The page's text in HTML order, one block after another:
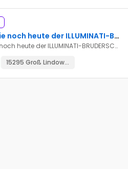
Treten Sie noch heute der ILLUMINATI-BRUDERSCHAFT bei und werden Sie innerhalb von 24 Stunden reich und berühmt!
Treten Sie noch heute der ILLUMINATI-BRUDERSCHAFT bei und werden Sie innerhalb von 24 Stunden reich und berühmt! Die Illuminati-Bruderschaft bietet Ihnen Reichtum, Macht und Ruhm. Sie können alle Ihre Träume wahr werden lassen, indem Sie noch heute Mitglied werden. Hinweis: Die Illuminaten akzeptieren keine Menschenopfer und keine Weitergabe von menschlichem Blut. Wenn Sie wirklich interessiert sind, kontaktieren Sie uns noch heute über NEUE MITGLIEDER GEWÄHRT DIE FOLGENDEN VORTEILE *Eine Geldprämie von 50.000.000,00 €. * Ein neues Auto im Wert von 400.000 €. * Ein Traumhaus im Land Ihrer Wahl gekauft. * Monatliche Zahlung von 350.000 € auf Ihr Bankkonto jeden Monat als Mitglied. Wenn Sie wirklich interessiert sind, kontaktieren Sie uns noch heute per E-Mail: iiluminati323membres12@gmail.com REJOIGNEZ LA FRATERNITÉ ILLUMINATI AUJOURD'HUI ET DEVENEZ RICHE ET CÉLÈBRE AVEC EN 24 HEURES.! La confrérie illuminati vous offre Riches, Powers and Fame. Vous pouvez réaliser tous vos rêves en devenant membre dès aujourd'hui. Remarque: Les illuminati n'acceptent pas les sacrifices humains et aucun partage de sang humain, si vous êtes vraiment intéressé, contactez-nous aujourd'hui via AVANTAGES DONNÉS AUX NOUVEAUX MEMBRES COMME SUIT * Une récompense en espèces de 50 000 000,00€ . * Une nouvelle voiture d'une valeur de 400 000 €$ US. * Une maison de rêve achetée dans le pays de votre choix. * Paiement mensuel de 350 000€ sur votre compte bancaire chaque mois en tant que membre, si vous êtes vraiment intéressé, contactez-nous aujourd'hui via e-mail: iiluminati323membres12@gmail.com
15295 Groß Lindow Weißenspring